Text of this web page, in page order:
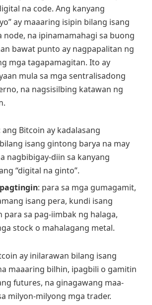
na code. Ang kanyang
ay maaaring isipin bilang isang
na ipinamamahagi sa buong
bawat punto ay nagpapalitan ng
mga tagapamagitan. Ito ay
mula sa mga sentralisadong
na nagsisilbing katawan ng
ang Bitcoin ay kadalasang
isang gintong barya na may
nagbibigay-diin sa kanyang
“digital na ginto”.
: para sa mga gumagamit,
isang pera, kundi isang
para sa pag-iimbak ng halaga,
stock o mahalagang metal.
ay inilarawan bilang isang
maaaring bilhin, ipagbili o gamitin
futures, na ginagawang maa-
milyon-milyong mga trader.